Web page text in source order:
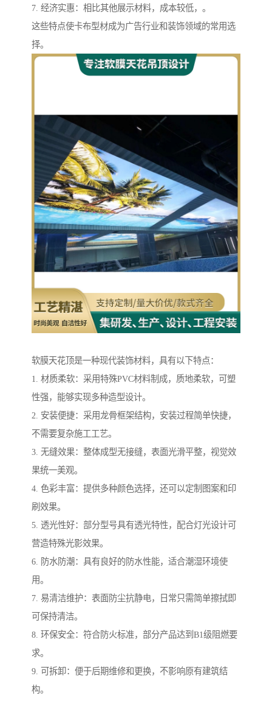
7. 经济实惠：相比其他展示材料，成本较低，。
这些特点使卡布型材成为广告行业和装饰领域的常用选
择。
软膜天花顶是一种现代装饰材料，具有以下特点：
1. 材质柔软：采用特殊PVC材料制成，质地柔软，可塑
性强，能够实现多种造型设计。
2. 安装便捷：采用龙骨框架结构，安装过程简单快捷，
不需要复杂施工工艺。
3. 无缝效果：整体成型无接缝，表面光滑平整，视觉效
果统一美观。
4. 色彩丰富：提供多种颜色选择，还可以定制图案和印
刷效果。
5. 透光性好：部分型号具有透光特性，配合灯光设计可
营造特殊光影效果。
6. 防水防潮：具有良好的防水性能，适合潮湿环境使
用。
7. 易清洁维护：表面防尘抗静电，日常只需简单擦拭即
可保持清洁。
8. 环保安全：符合防火标准，部分产品达到B1级阻燃要
求。
9. 可拆卸：便于后期维修和更换，不影响原有建筑结
构。